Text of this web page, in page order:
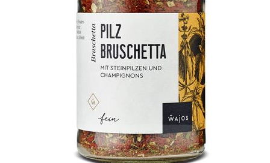
Doppelt antippen zum
vergrößern